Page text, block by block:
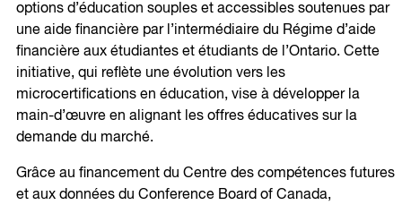
options d’éducation souples et accessibles soutenues par
une aide financière par l’intermédiaire du Régime d’aide
financière aux étudiantes et étudiants de l’Ontario. Cette
initiative, qui reflète une évolution vers les
microcertifications en éducation, vise à développer la
main-d’œuvre en alignant les offres éducatives sur la
demande du marché.
Grâce au financement du Centre des compétences futures
et aux données du Conference Board of Canada,